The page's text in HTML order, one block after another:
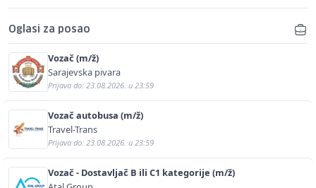
Oglasi za posao
Vozač (m/ž)
Sarajevska pivara
Prijava do: 23.08.2026. u 23:59
Vozač autobusa (m/ž)
Travel-Trans
Prijava do: 23.08.2026. u 23:59
Vozač - Dostavljač B ili C1 kategorije (m/ž)